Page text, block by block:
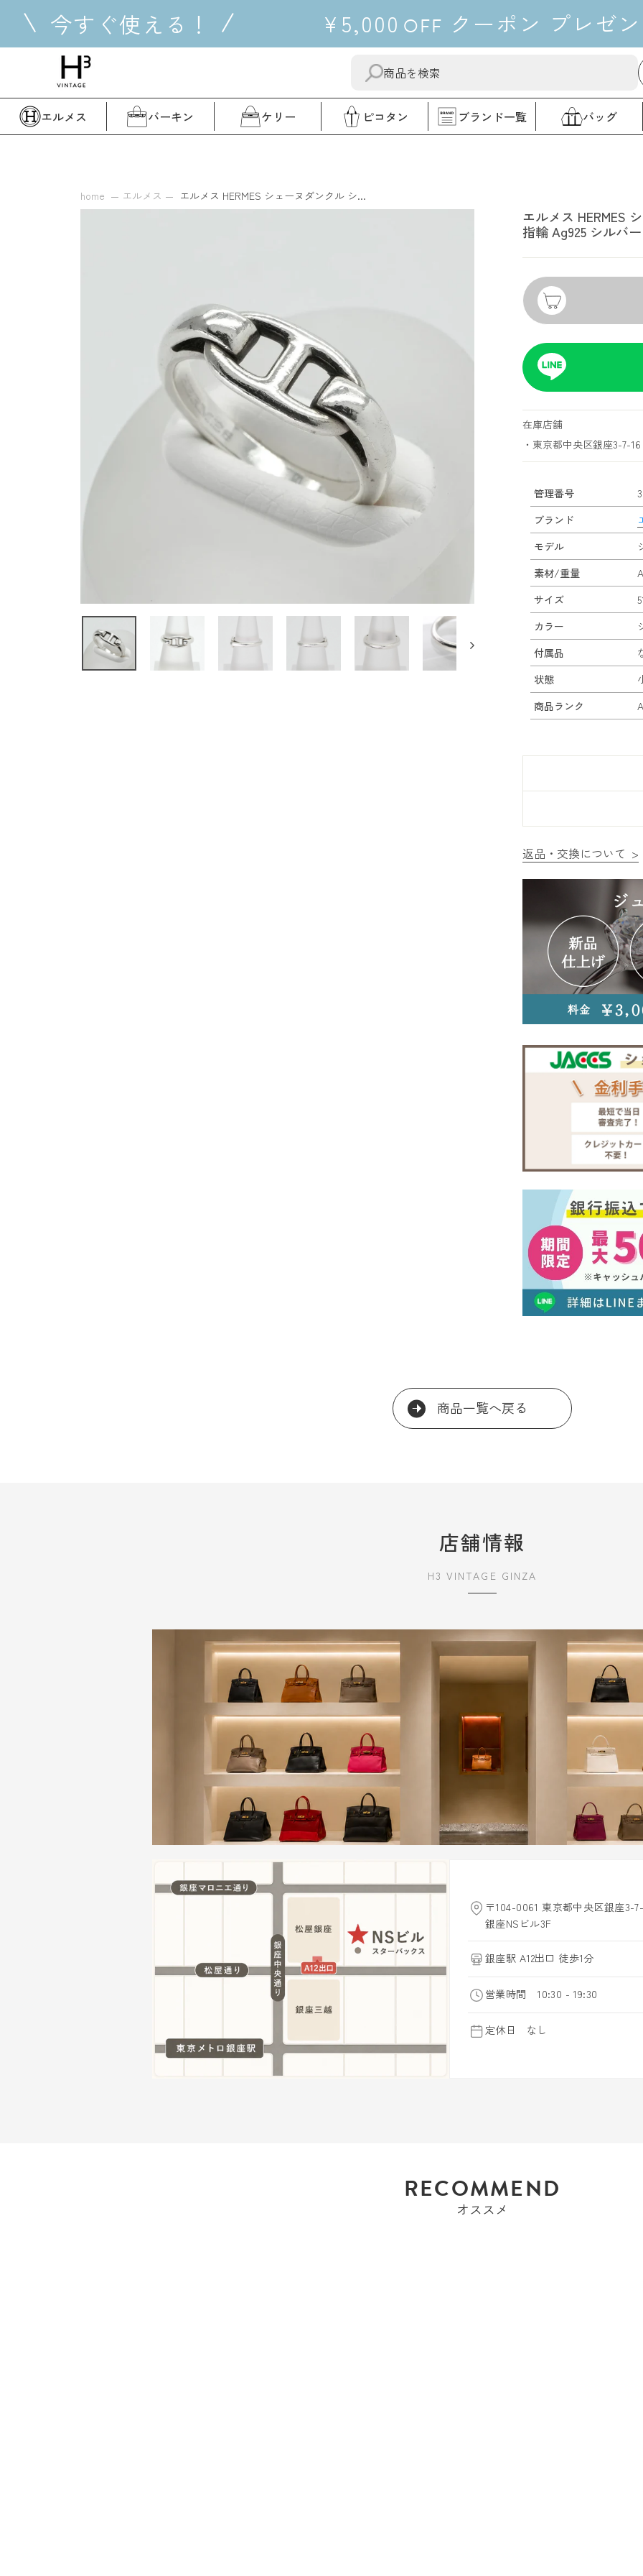
ッ
今すぐ使える！ ¥5,000 OFF クーポン プレゼ
送
す
る
"閉
る"
エルメス バーキン ケリー ピコタン ブランド一覧 バッグ
home エルメス エルメス HERMES シェーヌダンクル シ...
エルメス HERMES
指輪 Ag925 シルバ
在庫店舗
・東京都中央区銀座3-7-
管理番号
ブランド
モデル
素材/重量
サイズ
カラー
付属品
状態
商品ランク
A
返品・交換について >
商品一覧へ戻る
店舗情報
H3 VINTAGE GINZA
〒104-0061 東京都中央区銀座3-
銀座NSビル3F
銀座駅 A12出口 徒歩1分
営業時間 10:30 - 19:30
定休日 なし
RECOMMEND
オススメ